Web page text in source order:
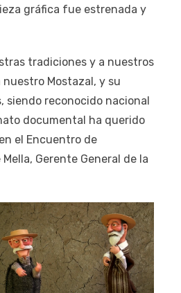
gráfica fue estrenada y
tradiciones y a nuestros
Mostazal, y su
reconocido nacional
documental ha querido
el Encuentro de
Gerente General de la